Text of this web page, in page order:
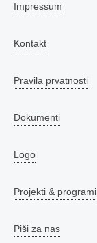
Impressum
Kontakt
Pravila prvatnosti
Dokumenti
Logo
Projekti & programi
Piši za nas